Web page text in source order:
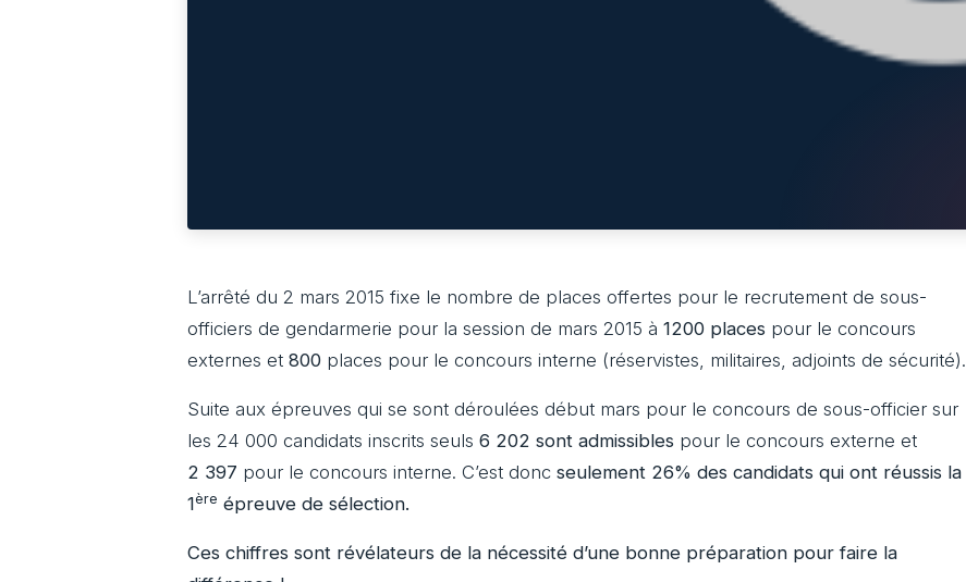
L’arrêté du 2 mars 2015 fixe le nombre de places offertes pour le recrutement de sous-
officiers de gendarmerie pour la session de mars 2015 à 1200 places pour le concours
externes et 800 places pour le concours interne (réservistes, militaires, adjoints de sécurité).
Suite aux épreuves qui se sont déroulées début mars pour le concours de sous-officier sur
les 24 000 candidats inscrits seuls 6 202 sont admissibles pour le concours externe et
2 397 pour le concours interne. C’est donc seulement 26% des candidats qui ont réussis la
1ère épreuve de sélection.
Ces chiffres sont révélateurs de la nécessité d’une bonne préparation pour faire la